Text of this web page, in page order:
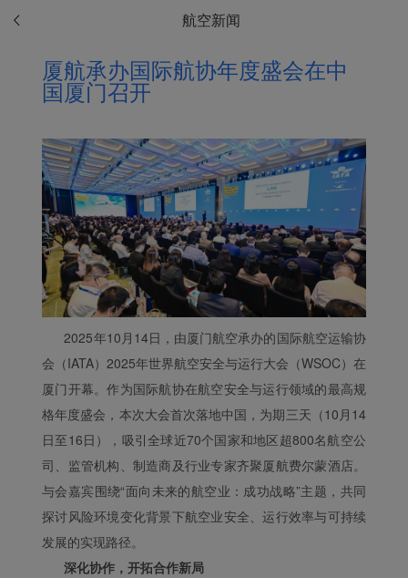
航空新闻
厦航承办国际航协年度盛会在中
国厦门召开
2025年10月14日，由厦门航空承办的国际航空运输协
会（IATA）2025年世界航空安全与运行大会（WSOC）在
厦门开幕。作为国际航协在航空安全与运行领域的最高规
格年度盛会，本次大会首次落地中国，为期三天（10月14
日至16日），吸引全球近70个国家和地区超800名航空公
司、监管机构、制造商及行业专家齐聚厦航费尔蒙酒店。
与会嘉宾围绕“面向未来的航空业：成功战略”主题，共同
探讨风险环境变化背景下航空业安全、运行效率与可持续
发展的实现路径。
深化协作，开拓合作新局